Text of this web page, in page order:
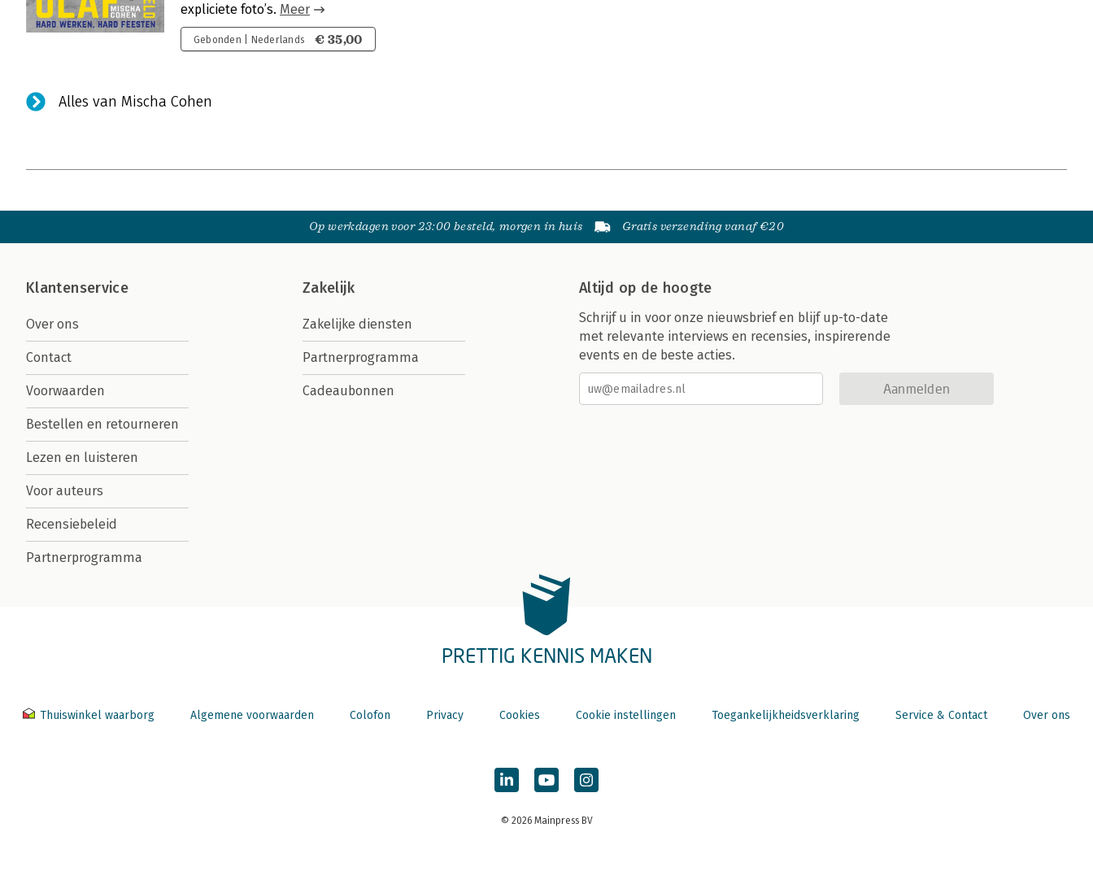
expliciete foto’s. Meer
Gebonden | Nederlands € 35,00
Alles van Mischa Cohen
Op werkdagen voor 23:00 besteld, morgen in huis Gratis verzending vanaf €20
Klantenservice
Over ons
Contact
Voorwaarden
Bestellen en retourneren
Lezen en luisteren
Voor auteurs
Recensiebeleid
Partnerprogramma
Zakelijk
Zakelijke diensten
Partnerprogramma
Cadeaubonnen
Altijd op de hoogte
Schrijf u in voor onze nieuwsbrief en blijf up-to-date
met relevante interviews en recensies, inspirerende
events en de beste acties.
Aanmelden
PRETTIG KENNIS MAKEN
Thuiswinkel waarborg Algemene voorwaarden Colofon Privacy Cookies Cookie instellingen Toegankelijkheidsverklaring Service & Contact Over ons
© 2026 Mainpress BV